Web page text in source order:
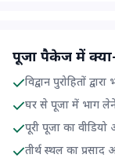
पूजा पैकेज में
विद्वान पुरोहितों
घर से पूजा में भाग लेने
पूरी पूजा का
तीर्थ स्थल का